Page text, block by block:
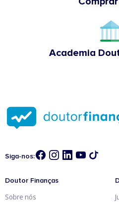
Academia
Siga-nos:
Doutor Finanças
Sobre nós